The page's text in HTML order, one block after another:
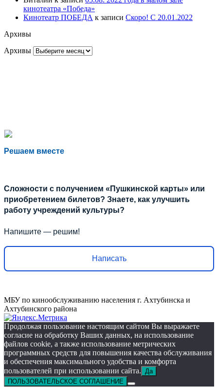
кинотеатра «Победа»
Кинотеатр ПОБЕДА к записи Скоро! С 20.01.2022
Архивы
Архивы
Решаем вместе
Сложности с получением «Пушкинской карты» или
приобретением билетов? Знаете, как улучшить
работу учреждений культуры?
Напишите — решим!
Написать
МБУ по кинообслуживанию населения г. Ахтубинска и
Ахтубинского района
Продолжая пользование настоящим сайтом Вы выражаете
согласие на обработку Ваших данных, на использование
файлов cookie, а также использование метрических
программных средств для повышения качества обслуживания
и обеспечения максимального удобства и комфорта
пользователей при использовании сайта.
Да
ПОЛЬЗОВАТЕЛЬСКОЕ СОГЛАШЕНИЕ